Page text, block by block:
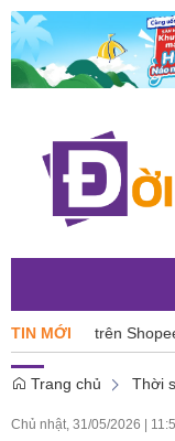
TIN MỚI
tiền” trên
Trang chủ Thời
Chủ nhật, 31/05/2026 |